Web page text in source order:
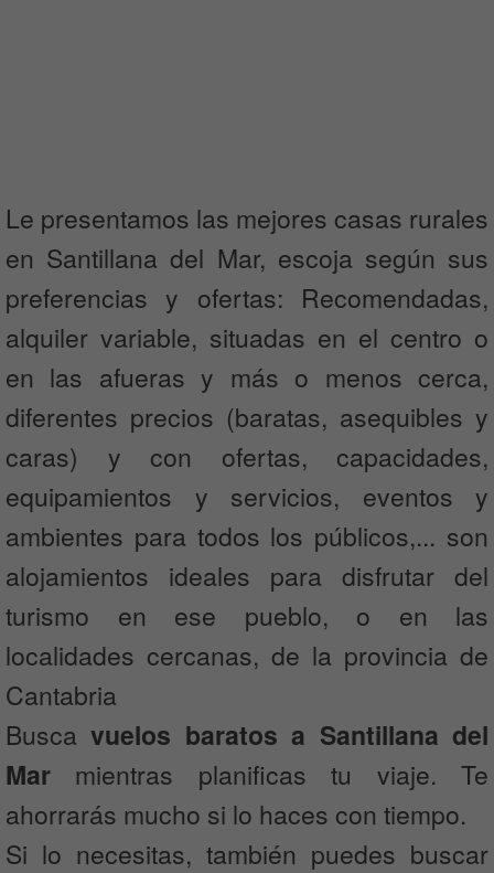
Le presentamos las mejores casas rurales
en Santillana del Mar, escoja según sus
preferencias y ofertas: Recomendadas,
alquiler variable, situadas en el centro o
en las afueras y más o menos cerca,
diferentes precios (baratas, asequibles y
caras) y con ofertas, capacidades,
equipamientos y servicios, eventos y
ambientes para todos los públicos,... son
alojamientos ideales para disfrutar del
turismo en ese pueblo, o en las
localidades cercanas, de la provincia de
Cantabria
Buscavuelos baratos a Santillana del
Mar mientras planificas tu viaje. Te
ahorrarás mucho si lo haces con tiempo.
Si lo necesitas, también puedes buscar